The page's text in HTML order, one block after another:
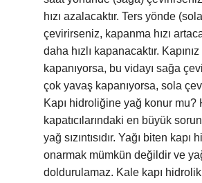
hızı azalacaktır. Ters yönde
çevirirseniz, kapanma hızı
daha hızlı kapanacaktır. Kapınız
kapanıyorsa, bu vidayı sağa
çok yavaş kapanıyorsa, sola
Kapı hidroliğine yağ konur mu?
kapatıcılarındaki en büyük
yağ sızıntısıdır. Yağı biten kapı
onarmak mümkün değildir ve
doldurulamaz. Kale kapı hidrolik